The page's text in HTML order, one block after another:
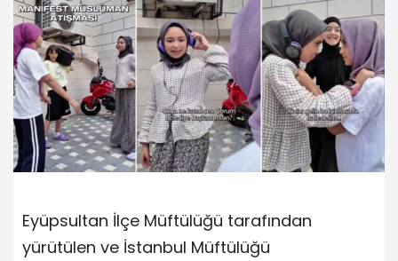
Eyüpsultan İlçe Müftülüğü tarafından
yürütülen ve İstanbul Müftülüğü